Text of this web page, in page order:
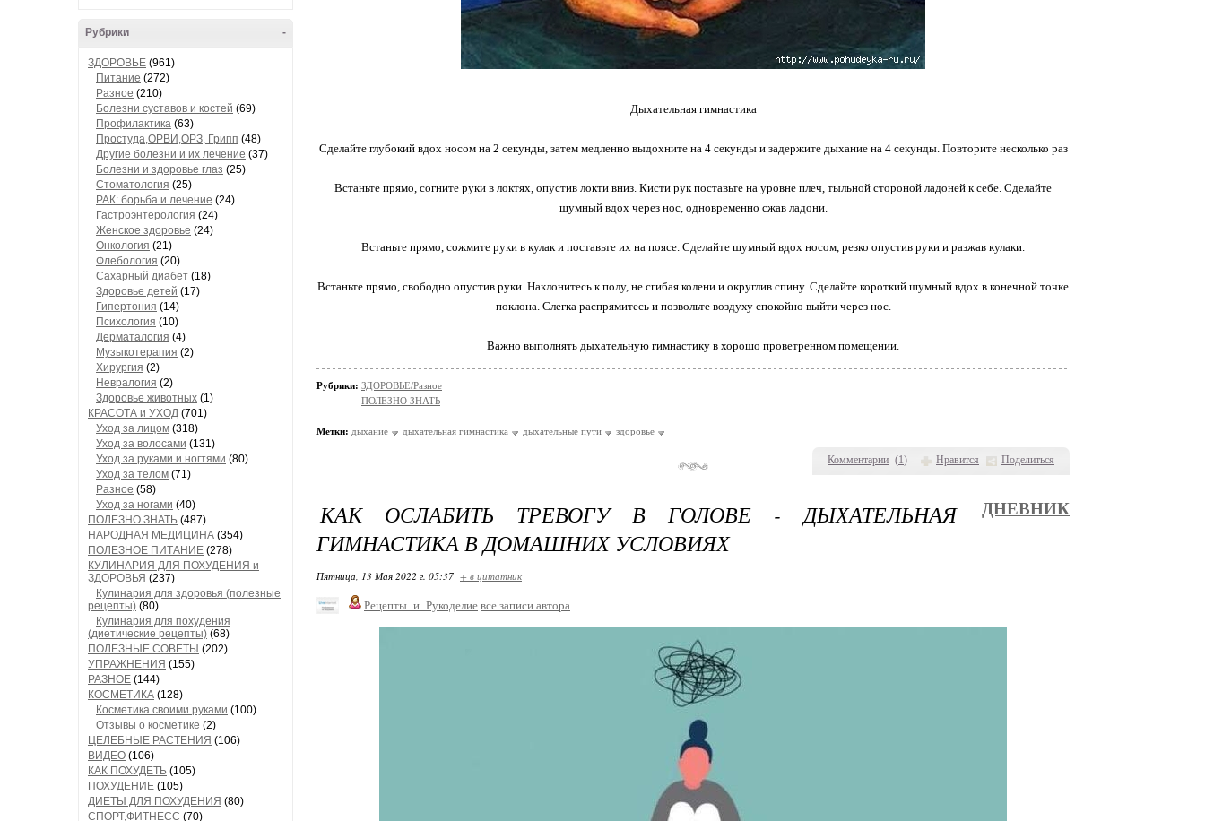
-
Рубрики
ЗДОРОВЬЕ (961)
Питание (272)
Разное (210)
Болезни суставов и костей (69)
Профилактика (63)
Простуда,ОРВИ,ОРЗ, Грипп (48)
Другие болезни и их лечение (37)
Болезни и здоровье глаз (25)
Стоматология (25)
РАК: борьба и лечение (24)
Гастроэнтерология (24)
Женское здоровье (24)
Онкология (21)
Флебология (20)
Сахарный диабет (18)
Здоровье детей (17)
Гипертония (14)
Психология (10)
Дерматалогия (4)
Музыкотерапия (2)
Хирургия (2)
Невралогия (2)
Здоровье животных (1)
КРАСОТА и УХОД (701)
Уход за лицом (318)
Уход за волосами (131)
Уход за руками и ногтями (80)
Уход за телом (71)
Разное (58)
Уход за ногами (40)
ПОЛЕЗНО ЗНАТЬ (487)
НАРОДНАЯ МЕДИЦИНА (354)
ПОЛЕЗНОЕ ПИТАНИЕ (278)
КУЛИНАРИЯ ДЛЯ ПОХУДЕНИЯ и
ЗДОРОВЬЯ (237)
Кулинария для здоровья (полезные
рецепты) (80)
Кулинария для похудения
(диетические рецепты) (68)
ПОЛЕЗНЫЕ СОВЕТЫ (202)
УПРАЖНЕНИЯ (155)
РАЗНОЕ (144)
КОСМЕТИКА (128)
Косметика своими руками (100)
Отзывы о косметике (2)
ЦЕЛЕБНЫЕ РАСТЕНИЯ (106)
ВИДЕО (106)
КАК ПОХУДЕТЬ (105)
ПОХУДЕНИЕ (105)
ДИЕТЫ ДЛЯ ПОХУДЕНИЯ (80)
СПОРТ,ФИТНЕСС (70)
Комментарии (1) Нравится Поделиться
Дыхательная гимнастика
Сделайте глубокий вдох носом на 2 секунды, затем медленно выдохните на 4 секунды и задержите дыхание на 4 секунды. Повторите несколько раз
Встаньте прямо, согните руки в локтях, опустив локти вниз. Кисти рук поставьте на уровне плеч, тыльной стороной ладоней к себе. Сделайте
шумный вдох через нос, одновременно сжав ладони.
Встаньте прямо, сожмите руки в кулак и поставьте их на поясе. Сделайте шумный вдох носом, резко опустив руки и разжав кулаки.
Встаньте прямо, свободно опустив руки. Наклонитесь к полу, не сгибая колени и округлив спину. Сделайте короткий шумный вдох в конечной точке
поклона. Слегка распрямитесь и позвольте воздуху спокойно выйти через нос.
Важно выполнять дыхательную гимнастику в хорошо проветренном помещении.
Рубрики: ЗДОРОВЬЕ/Разное
ПОЛЕЗНО ЗНАТЬ
Метки: дыхание дыхательная гимнастика дыхательные пути здоровье
КАК ОСЛАБИТЬ ТРЕВОГУ В ГОЛОВЕ - ДЫХАТЕЛЬНАЯ
ГИМНАСТИКА В ДОМАШНИХ УСЛОВИЯХ
ДНЕВНИК
Пятница, 13 Мая 2022 г. 05:37 + в цитатник
Рецепты_и_Рукоделие все записи автора